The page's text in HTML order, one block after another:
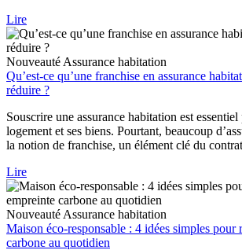
Lire
Nouveauté Assurance habitation
Qu’est-ce qu’une franchise en assurance
réduire ?
Souscrire une assurance habitation est
logement et ses biens. Pourtant, beaucoup
la notion de franchise, un élément clé du
Lire
Nouveauté Assurance habitation
Maison éco-responsable : 4 idées simples pour
carbone au quotidien